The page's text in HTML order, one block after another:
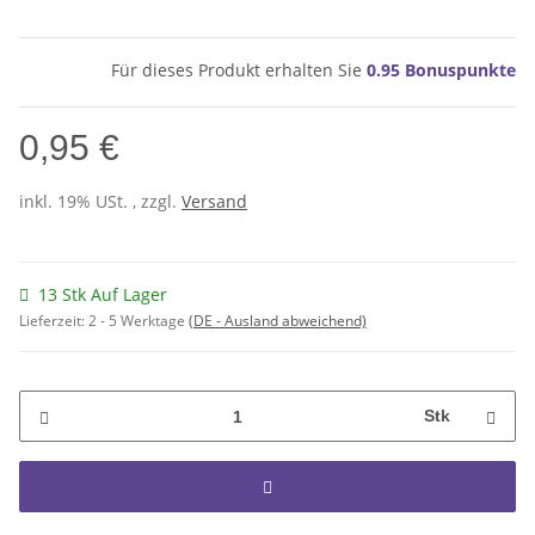
Für dieses Produkt erhalten Sie 0.95 Bonuspunkte
0,95 €
inkl. 19% USt. , zzgl. Versand
13 Stk Auf Lager
Lieferzeit:2 - 5 Werktage (DE - Ausland abweichend)
Stk